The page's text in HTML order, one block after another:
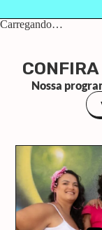
Carregando…
Nossa